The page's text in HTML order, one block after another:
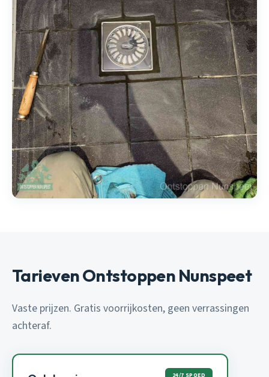
Tarieven Ontstoppen Nunspeet
Vaste prijzen. Gratis voorrijkosten, geen verrassingen
achteraf.